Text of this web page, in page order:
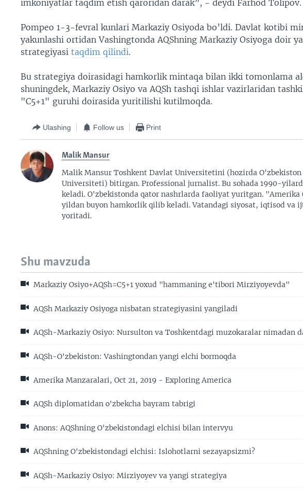
imkoniyatlar taqdim etish qaroridan darak”, - deydi Farhod Tolipov.
Pompeo 1-3-fevral kunlari Markaziy Osiyoda bo’ldi. Davlat kotibi
yakunlashi ortidan Vashingtonda AQShning Markaziy Osiyoga doir
strategiyasitaqdim qilindi.
Bu strategiya doirasidagi hamkorlik mintaqa bilan ikki tomonlama
shuningdek, Markaziy Osiyo va AQSh tashqi ishlar vazirlaridan
"C5+1" guruhi doirasida yuritilishi kutilmoqda.
Ulashing Follow us Print
Malik Mansur
Malik Mansur Toshkent Davlat Universitetini (hozirda
Universiteti) bitirgan. Professional jurnalist. Bu sohada 1990-
keladi. O'zbekistonda qator nashrlarda faoliyat yuritgan. "Amerika
yildan buyon hamkorlik qilib keladi. Vatandagi siyosat, iqtisod va
yoritadi.
Shu mavzuda
Markaziy Osiyo+AQSh=C5+1 yoxud "hammaning e'tibori Mirziyoyevda"
AQSh Markaziy Osiyoga nisbatan strategiyasini yangiladi
AQSh-Markaziy Osiyo: Nursulton va Toshkentdagi muzokaralar nimadan
AQSh-O'zbekiston: Vashingtondan yangi elchi bormoqda
Amerika Manzaralari, Oct 21, 2019 - Exploring America
AQSh diplomatidan o'zbekcha bayram tabrigi
Anons: AQShning O'zbekistondagi elchisi bilan intervyu
AQShning O'zbekistondagi elchisi: Islohotlarni sezayapsizmi?
AQSh-Markaziy Osiyo: Mirziyoyev va yangi strategiya